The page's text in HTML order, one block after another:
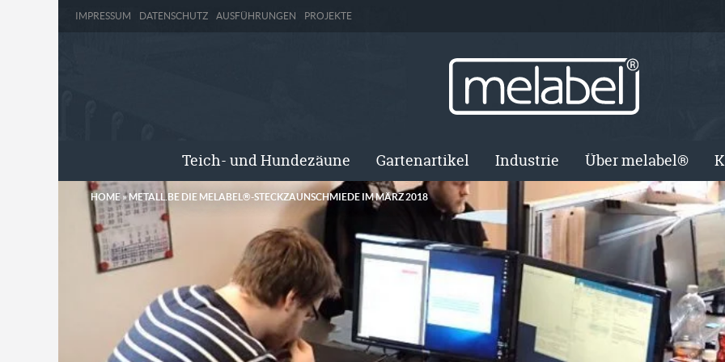
IMPRESSUM DATENSCHUTZ AUSFÜHRUNGEN PROJEKTE
Teich- und Hundezäune Gartenartikel Industrie Über melabel®
HOME »METALL.BE DIE MELABEL®-STECKZAUNSCHMIEDE IM MÄRZ 2018